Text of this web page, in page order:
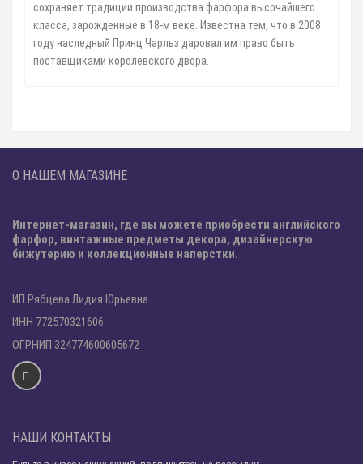
сохраняет традиции производства фарфора высочайшего
класса, зарожденные в 18-м веке. Известна тем, что в 2008
году наследный Принц Чарльз даровал им право быть
поставщиками королевского двора.
О НАШЕМ МАГАЗИНЕ
Интернет-магазин, где вы можете приобрести английского
фарфор, винтажные предметы декора, дизайнерскую
бижутерию и коллекционные наперстки.
ИП Рябцева Лидия Юрьевна
ИНН 772570321606
ОГРНИП 324774600605672
НАШИ КОНТАКТЫ